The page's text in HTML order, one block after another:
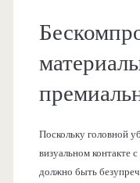
Поскольку головной
визуальном контакте
должно быть